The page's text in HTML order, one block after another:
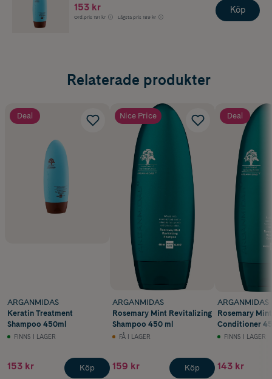
153 kr
Ord.pris 191 kr Lägsta pris 189 kr
Köp
Relaterade produkter
Deal
ARGANMIDAS
Keratin Treatment
Shampoo 450ml
FINNS I LAGER
153 kr Köp
Nice Price
ARGANMIDAS
Rosemary Mint Revitalizing
Shampoo 450 ml
FÅ I LAGER
159 kr Köp
Deal
ARGANMIDAS
Rosemary
Conditioner
FINNS I LAGER
143 kr